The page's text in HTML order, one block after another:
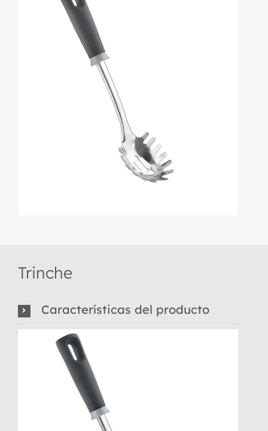
Trinche
Características del producto